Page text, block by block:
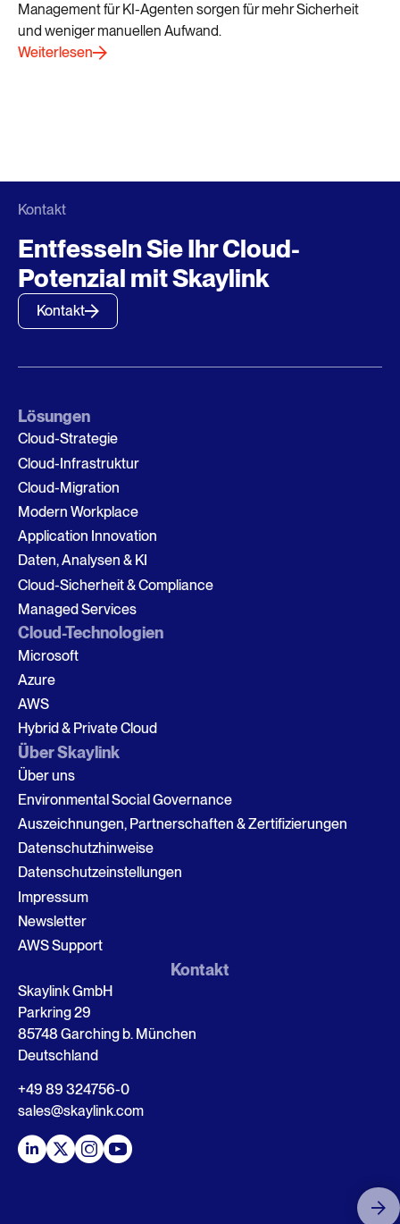
Management für KI-Agenten sorgen für mehr Sicherheit
und weniger manuellen Aufwand.
Weiterlesen
Kontakt
Entfesseln Sie Ihr Cloud-
Potenzial mit Skaylink
Kontakt
Lösungen
Cloud-Strategie
Cloud-Infrastruktur
Cloud-Migration
Modern Workplace
Application Innovation
Daten, Analysen & KI
Cloud-Sicherheit & Compliance
Managed Services
Cloud-Technologien
Microsoft
Azure
AWS
Hybrid & Private Cloud
Über Skaylink
Über uns
Environmental Social Governance
Auszeichnungen, Partnerschaften & Zertifizierungen
Datenschutzhinweise
Datenschutzeinstellungen
Impressum
Newsletter
AWS Support
Kontakt
Skaylink GmbH
Parkring 29
85748 Garching b. München
Deutschland
+49 89 324756-0
sales@skaylink.com